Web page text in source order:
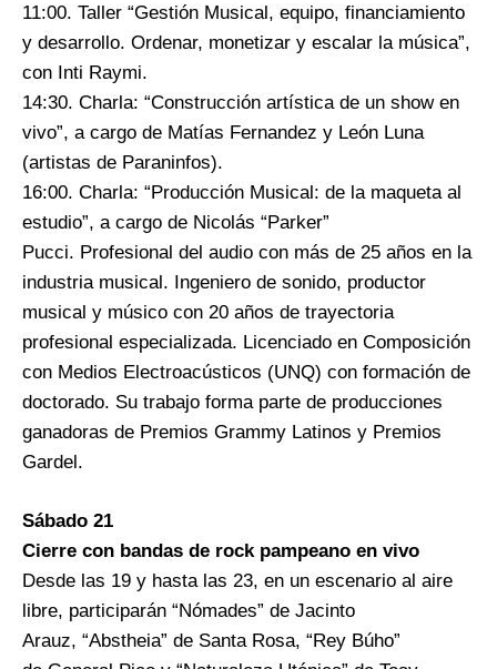
11:00. Taller “Gestión Musical, equipo, financiamiento
y desarrollo. Ordenar, monetizar y escalar la música”,
con Inti Raymi.
14:30. Charla: “Construcción artística de un show en
vivo”, a cargo de Matías Fernandez y León Luna
(artistas de Paraninfos).
16:00. Charla: “Producción Musical: de la maqueta al
estudio”, a cargo de Nicolás “Parker”
Pucci. Profesional del audio con más de 25 años en la
industria musical. Ingeniero de sonido, productor
musical y músico con 20 años de trayectoria
profesional especializada. Licenciado en Composición
con Medios Electroacústicos (UNQ) con formación de
doctorado. Su trabajo forma parte de producciones
ganadoras de Premios Grammy Latinos y Premios
Gardel.
Sábado 21
Cierre con bandas de rock pampeano en vivo
Desde las 19 y hasta las 23, en un escenario al aire
libre, participarán “Nómades” de Jacinto
Arauz, “Abstheia” de Santa Rosa, “Rey Búho”